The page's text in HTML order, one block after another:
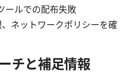
ールでの配布失敗
ネットワークポリシーを確
チと補足情報